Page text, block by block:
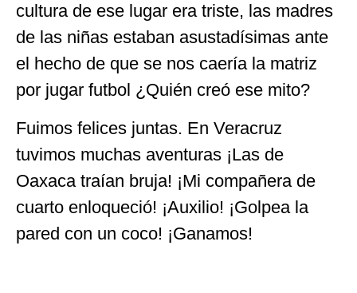
cultura de ese lugar era triste, las madres
de las niñas estaban asustadísimas ante
el hecho de que se nos caería la matriz
por jugar futbol ¿Quién creó ese mito?
Fuimos felices juntas. En Veracruz
tuvimos muchas aventuras ¡Las de
Oaxaca traían bruja! ¡Mi compañera de
cuarto enloqueció! ¡Auxilio! ¡Golpea la
pared con un coco! ¡Ganamos!